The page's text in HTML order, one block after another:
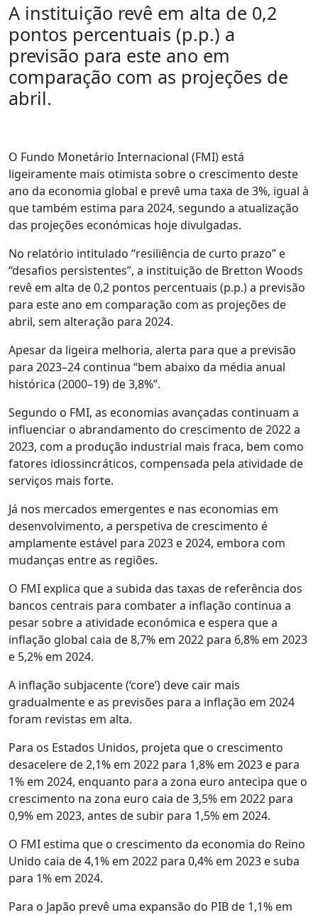
A instituição revê em alta de 0,2
pontos percentuais (p.p.) a
previsão para este ano em
comparação com as projeções de
abril.
O Fundo Monetário Internacional (FMI) está
ligeiramente mais otimista sobre o crescimento deste
ano da economia global e prevê uma taxa de 3%, igual à
que também estima para 2024, segundo a atualização
das projeções económicas hoje divulgadas.
No relatório intitulado “resiliência de curto prazo” e
“desafios persistentes”, a instituição de Bretton Woods
revê em alta de 0,2 pontos percentuais (p.p.) a previsão
para este ano em comparação com as projeções de
abril, sem alteração para 2024.
Apesar da ligeira melhoria, alerta para que a previsão
para 2023–24 continua “bem abaixo da média anual
histórica (2000–19) de 3,8%”.
Segundo o FMI, as economias avançadas continuam a
influenciar o abrandamento do crescimento de 2022 a
2023, com a produção industrial mais fraca, bem como
fatores idiossincráticos, compensada pela atividade de
serviços mais forte.
Já nos mercados emergentes e nas economias em
desenvolvimento, a perspetiva de crescimento é
amplamente estável para 2023 e 2024, embora com
mudanças entre as regiões.
O FMI explica que a subida das taxas de referência dos
bancos centrais para combater a inflação continua a
pesar sobre a atividade económica e espera que a
inflação global caia de 8,7% em 2022 para 6,8% em 2023
e 5,2% em 2024.
A inflação subjacente (‘core’) deve cair mais
gradualmente e as previsões para a inflação em 2024
foram revistas em alta.
Para os Estados Unidos, projeta que o crescimento
desacelere de 2,1% em 2022 para 1,8% em 2023 e para
1% em 2024, enquanto para a zona euro antecipa que o
crescimento na zona euro caia de 3,5% em 2022 para
0,9% em 2023, antes de subir para 1,5% em 2024.
O FMI estima que o crescimento da economia do Reino
Unido caia de 4,1% em 2022 para 0,4% em 2023 e suba
para 1% em 2024.
Para o Japão prevê uma expansão do PIB de 1,1% em